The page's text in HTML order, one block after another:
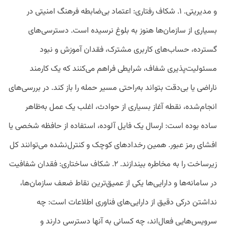
و مدیریتی. ۱. شکاف رفتاری: اعتماد بی‌ضابطه فرهنگ امنیتی در
بسیاری از سازمان‌ها هنوز به بلوغ نرسیده است. دسترسی‌های
گسترده، حساب‌های کاربری مشترک، فقدان آموزش و نبود
مسئولیت‌پذیری شفاف، شرایطی فراهم می‌کنند که یک کارمند
ناراضی یا بی‌دقت بتواند به‌راحتی مسیر حمله را باز کند. در بررسی‌های
انجام‌شده، نقطه آغاز بسیاری از حوادث، اغلب یک عمل به‌ظاهر
ساده بوده است: ارسال یک فایل آلوده، استفاده از حافظه‌ شخصی یا
افشای رمز عبور. همین رخدادهای کوچک و کنترل‌نشده می‌توانند کل
زیرساخت را به مخاطره بیندازند. ۲. شکاف ساختاری: فقدان شفافیت
در سامانه‌ها و دارایی‌ها یکی از عمیق‌ترین نقاط ضعف سازمان‌ها،
نداشتن درکی دقیق از دارایی‌های فناوری اطلاعات است: چه
سرویس‌هایی فعال‌اند، چه کسانی به آنها دسترسی دارند و